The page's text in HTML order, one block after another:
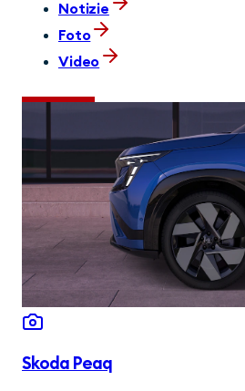
Notizie
Foto
Video
Skoda Peaq